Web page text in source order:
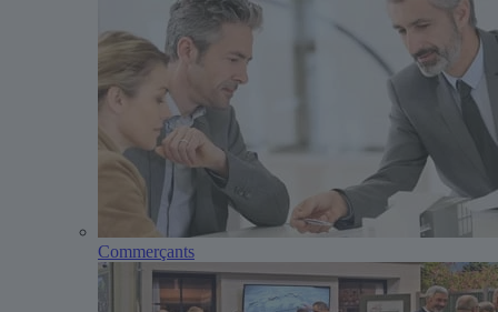
Commerçants